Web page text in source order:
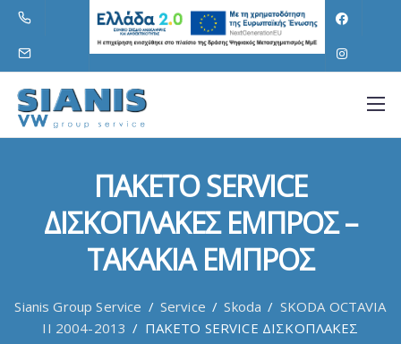
ΠΑΚΕΤΟ SERVICE
ΔΙΣΚΟΠΛΑΚΕΣ ΕΜΠΡΟΣ –
ΤΑΚΑΚΙΑ ΕΜΠΡΟΣ
Sianis Group Service / Service / Skoda / SKODA OCTAVIA
II 2004-2013 / ΠΑΚΕΤΟ SERVICE ΔΙΣΚΟΠΛΑΚΕΣ